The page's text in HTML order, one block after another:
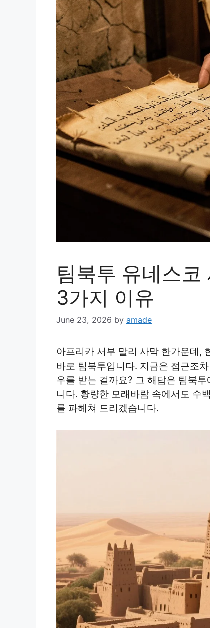
팀북투 유네스코
3가지 이유
June 23, 2026 by amade
아프리카 서부 말리 사막 한가운데,
바로 팀북투입니다. 지금은 접근조
우를 받는 걸까요? 그 해답은 팀북
니다. 황량한 모래바람 속에서도 수
를 파헤쳐 드리겠습니다.